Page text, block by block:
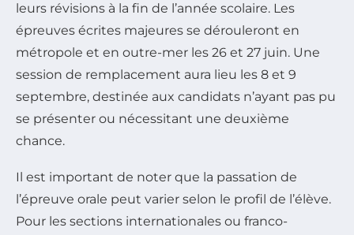
leurs révisions à la fin de l’année scolaire. Les
épreuves écrites majeures se dérouleront en
métropole et en outre-mer les 26 et 27 juin. Une
session de remplacement aura lieu les 8 et 9
septembre, destinée aux candidats n’ayant pas pu
se présenter ou nécessitant une deuxième
chance.
Il est important de noter que la passation de
l’épreuve orale peut varier selon le profil de l’élève.
Pour les sections internationales ou franco-